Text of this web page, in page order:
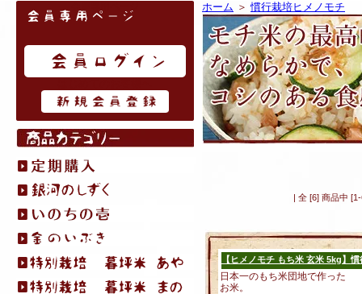
ホーム ＞ 慣行栽培ヒメノモチ
| 全 [6] 商品中
【ヒメノモチ もち米 玄米 5kg】
日本一のもち米団地で作った
お米。